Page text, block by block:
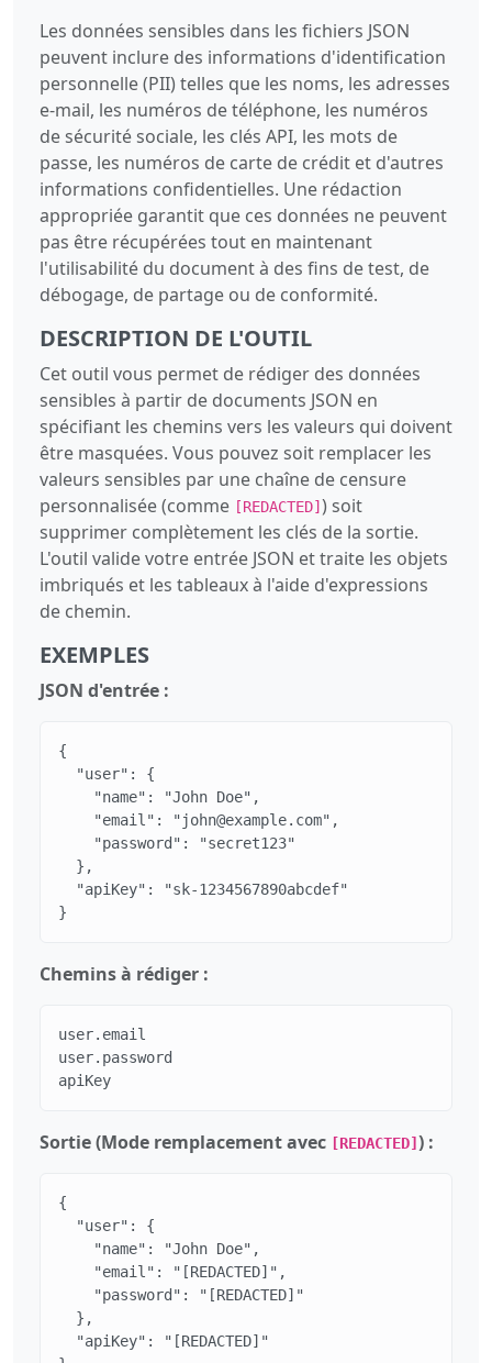
Les données sensibles dans les fichiers JSON
peuvent inclure des informations d'identification
personnelle (PII) telles que les noms, les adresses
e-mail, les numéros de téléphone, les numéros
de sécurité sociale, les clés API, les mots de
passe, les numéros de carte de crédit et d'autres
informations confidentielles. Une rédaction
appropriée garantit que ces données ne peuvent
pas être récupérées tout en maintenant
l'utilisabilité du document à des fins de test, de
débogage, de partage ou de conformité.
DESCRIPTION DE L'OUTIL
Cet outil vous permet de rédiger des données
sensibles à partir de documents JSON en
spécifiant les chemins vers les valeurs qui doivent
être masquées. Vous pouvez soit remplacer les
valeurs sensibles par une chaîne de censure
personnalisée (comme [REDACTED] ) soit
supprimer complètement les clés de la sortie.
L'outil valide votre entrée JSON et traite les objets
imbriqués et les tableaux à l'aide d'expressions
de chemin.
EXEMPLES
JSON d'entrée :
{
  "user": {
    "name": "John Doe",
    "email": "john@example.com",
    "password": "secret123"
  },
  "apiKey": "sk-1234567890abcdef"
}
Chemins à rédiger :
user.email
user.password
apiKey
Sortie (Mode remplacement avec [REDACTED] ) :
{
  "user": {
    "name": "John Doe",
    "email": "[REDACTED]",
    "password": "[REDACTED]"
  },
  "apiKey": "[REDACTED]"